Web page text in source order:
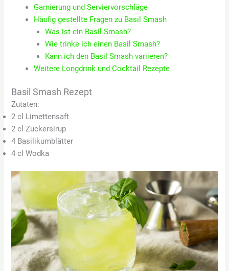
Garnierung und Serviervorschläge
Häufig gestellte Fragen zu Basil Smash
Was ist ein Basil Smash?
Wie trinke ich einen Basil Smash?
Kann ich den Basil Smash variieren?
Weitere Longdrink und Cocktail Rezepte
Basil Smash Rezept
Zutaten:
2 cl Limettensaft
2 cl Zuckersirup
4 Basilikumblätter
4 cl Wodka